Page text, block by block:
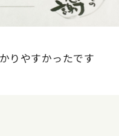
りやすかったです